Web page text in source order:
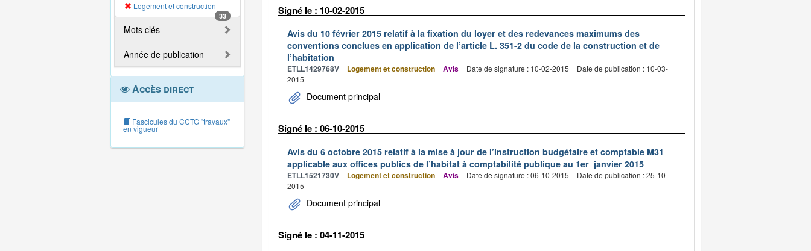
Logement et construction
33
Mots clés
Année de publication
Accès direct
Fascicules du CCTG "travaux"
en vigueur
Signé le : 10-02-2015
Avis du 10 février 2015 relatif à la fixation du loyer et des redevances maximums des
conventions conclues en application de l’article L. 351-2 du code de la construction et de
l’habitation
ETLL1429768V Logement et construction Avis Date de signature : 10-02-2015
Date de publication : 10-03-
2015
Document principal
Signé le : 06-10-2015
Avis du 6 octobre 2015 relatif à la mise à jour de l’instruction budgétaire et comptable M31
applicable aux offices publics de l’habitat à comptabilité publique au 1er janvier 2015
ETLL1521730V Logement et construction Avis Date de signature : 06-10-2015
Date de publication : 25-10-
2015
Document principal
Signé le : 04-11-2015